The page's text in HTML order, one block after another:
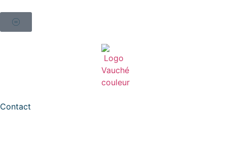
Contact